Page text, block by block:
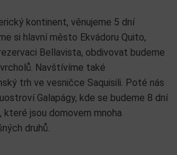
kontinent, věnujeme 5 dní
si hlavní město Ekvádoru Quito,
Bellavista, obdivovat budeme
Navštívíme také
trh ve vesničce Saquisili. Poté nás
Galapágy, kde se budeme 8 dní
jsou domovem mnoha
druhů.